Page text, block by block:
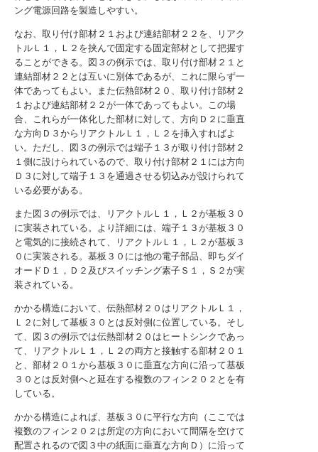
ング電源回路を製造しやすい。
なお、取り付け部材２１および連結部材２２を、リアク
トルＬ１，Ｌ２を挟んで固定する固定部材として把握す
ることができる。図３の例示では、取り付け部材２１と
連結部材２２とは互いに別体であるが、これに限らず一
体であってもよい。また伝熱部材２０、取り付け部材２
１および連結部材２２が一体であってもよい。この場
合、これらが一体化した部材に対して、方向Ｄ２に垂直
な方向Ｄ３からリアクトルＬ１，Ｌ２を挿入すればよ
い。ただし、図３の例示では端子１３が取り付け部材２
１側に設けられているので、取り付け部材２１には方向
Ｄ３に対して端子１３を通過させる切込みが設けられて
いる必要がある。
また図３の例示では、リアクトルＬ１，Ｌ２が基板３０
に実装されている。より詳細には、端子１３が基板３０
と電気的に接続されて、リアクトルＬ１，Ｌ２が基板３
０に実装される。基板３０には他の電子部品、即ちダイ
オードＤ１，Ｄ２及びスイッチング素子Ｓ１，Ｓ２が実
装されている。
かかる構造において、伝熱部材２０はリアクトルＬ１，
Ｌ２に対して基板３０とは反対側に位置している。そし
て、図３の例示では伝熱部材２０はヒートシンクであっ
て、リアクトルＬ１，Ｌ２の両方と接触する部材２０１
と、部材２０１から基板３０に垂直な方向に沿って基板
３０とは反対側へと延在する複数のフィン２０２とを有
している。
かかる構造によれば、基板３０に平行な方向（ここでは
複数のフィン２０２は所定の方向において間隔を空けて
配置されるので図３中の紙面に垂直な方向Ｄ）に沿って